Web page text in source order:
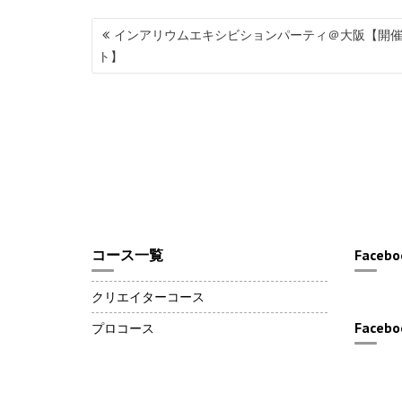
投
稿
ナ
インアリウムエキシビションパーティ＠大阪【開
ト】
コース一覧
クリエイターコース
プロコース